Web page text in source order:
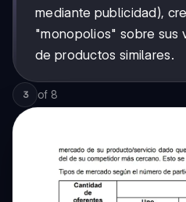
mediante publicidad),
"monopolios" sobre sus
de productos similares.
3 of 8